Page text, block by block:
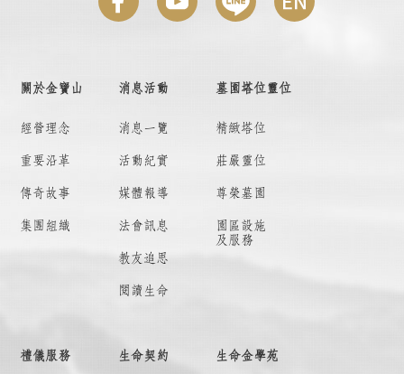
關於金寶山
經營理念
重要沿革
傳奇故事
集團組織
消息活動
消息一覽
活動紀實
媒體報導
法會訊息
教友追思
閱讀生命
墓園塔位靈位
精緻塔位
莊嚴靈位
尊榮墓園
園區設施
及服務
禮儀服務 生命契約 生命金學苑